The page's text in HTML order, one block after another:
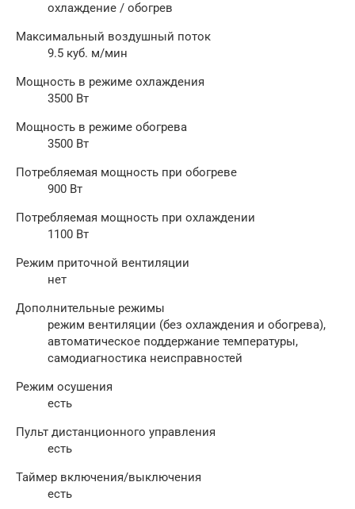
охлаждение / обогрев
Максимальный воздушный поток
9.5 куб. м/мин
Мощность в режиме охлаждения
3500 Вт
Мощность в режиме обогрева
3500 Вт
Потребляемая мощность при обогреве
900 Вт
Потребляемая мощность при охлаждении
1100 Вт
Режим приточной вентиляции
нет
Дополнительные режимы
режим вентиляции (без охлаждения и обогрева),
автоматическое поддержание температуры,
самодиагностика неисправностей
Режим осушения
есть
Пульт дистанционного управления
есть
Таймер включения/выключения
есть